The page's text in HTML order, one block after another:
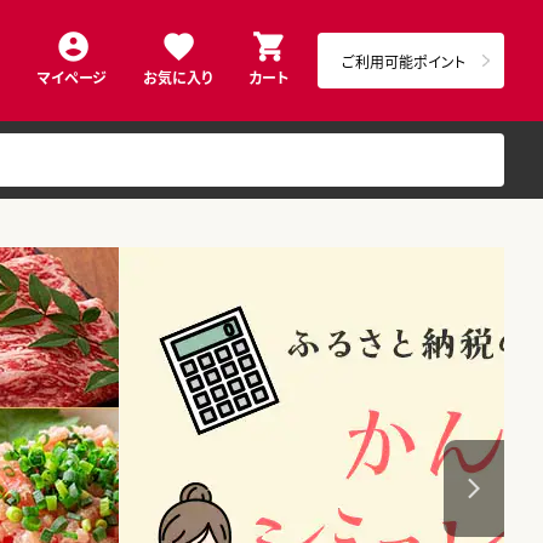
マイページ お気に入り カート
ご利用可能ポイント